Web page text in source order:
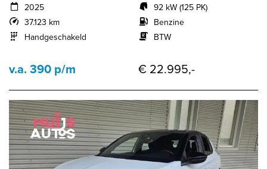
2025
37.123 km
Handgeschakeld
92 kW (125 PK)
Benzine
BTW
v.a. 390 p/m € 22.995,-